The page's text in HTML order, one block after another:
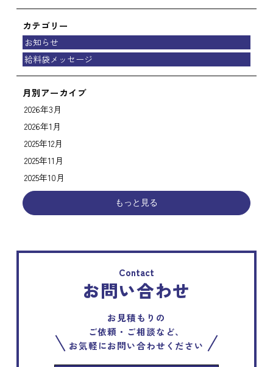
カテゴリー
お知らせ
給料袋メッセージ
月別アーカイブ
2026年3月
2026年1月
2025年12月
2025年11月
2025年10月
もっと見る
Contact
お問い合わせ
お見積もりの
ご依頼・ご相談など、
お気軽にお問い合わせください